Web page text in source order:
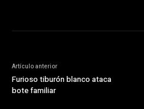
Artículo anterior
Furioso tiburón blanco ataca
bote familiar